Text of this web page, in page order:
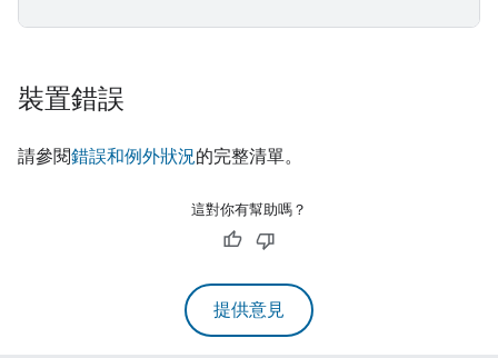
裝置錯誤
請參閱錯誤和例外狀況的完整清單。
這對你有幫助嗎？
提供意見